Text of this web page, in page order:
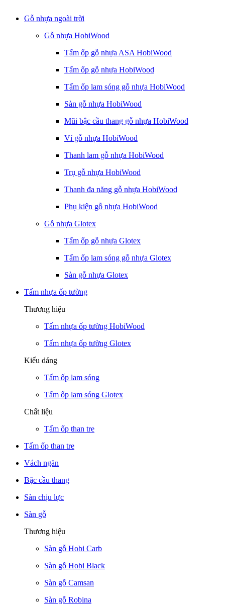
Gỗ nhựa ngoài trời
Gỗ nhựa HobiWood
Tấm ốp gỗ nhựa ASA HobiWood
Tấm ốp gỗ nhựa HobiWood
Tấm ốp lam sóng gỗ nhựa HobiWood
Sàn gỗ nhựa HobiWood
Mũi bậc cầu thang gỗ nhựa HobiWood
Vỉ gỗ nhựa HobiWood
Thanh lam gỗ nhựa HobiWood
Trụ gỗ nhựa HobiWood
Thanh đa năng gỗ nhựa HobiWood
Phụ kiện gỗ nhựa HobiWood
Gỗ nhựa Glotex
Tấm ốp gỗ nhựa Glotex
Tấm ốp lam sóng gỗ nhựa Glotex
Sàn gỗ nhựa Glotex
Tấm nhựa ốp tường
Thương hiệu
Tấm nhựa ốp tường HobiWood
Tấm nhựa ốp tường Glotex
Kiểu dáng
Tấm ốp lam sóng
Tấm ốp lam sóng Glotex
Chất liệu
Tấm ốp than tre
Tấm ốp than tre
Vách ngăn
Bậc cầu thang
Sàn chịu lực
Sàn gỗ
Thương hiệu
Sàn gỗ Hobi Carb
Sàn gỗ Hobi Black
Sàn gỗ Camsan
Sàn gỗ Robina